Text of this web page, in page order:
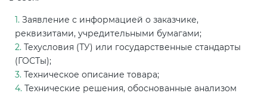
Заявление с информацией о заказчике,
реквизитами, учредительными бумагами;
Техусловия (ТУ) или государственные стандарты
(ГОСТы);
Техническое описание товара;
Технические решения, обоснованные анализом